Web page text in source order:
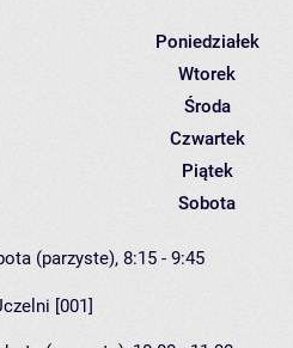
Poniedziałek
Wtorek
Środa
Czwartek
Piątek
Sobota
(parzyste), 8:15 - 9:45
[001]